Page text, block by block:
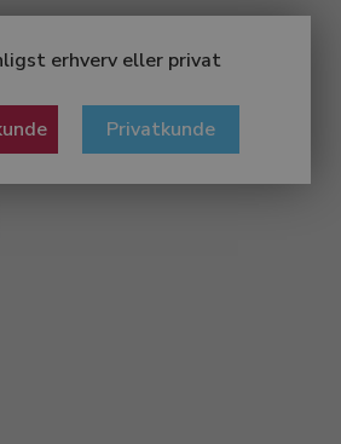
erhverv eller privat
Privatkunde